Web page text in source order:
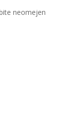
neomejen